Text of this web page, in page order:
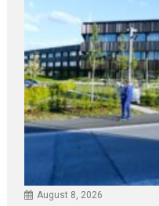
August 8, 2026